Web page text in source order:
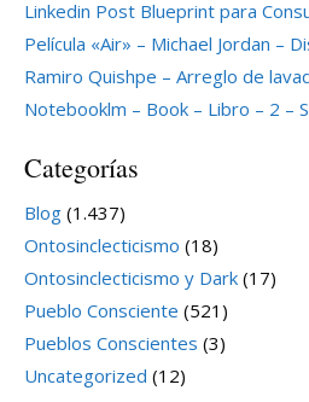
Linkedin Post Blueprint para
Película «Air» – Michael Jordan –
Ramiro Quishpe – Arreglo de
Notebooklm – Book – Libro – 2 –
Categorías
Blog (1.437)
Ontosinclecticismo (18)
Ontosinclecticismo y Dark (17)
Pueblo Consciente (521)
Pueblos Conscientes (3)
Uncategorized (12)